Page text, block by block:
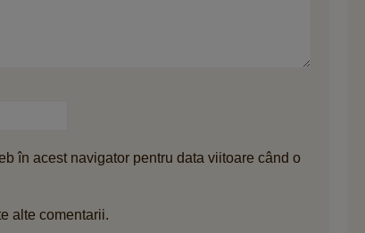
în acest navigator pentru data viitoare când o
alte comentarii.